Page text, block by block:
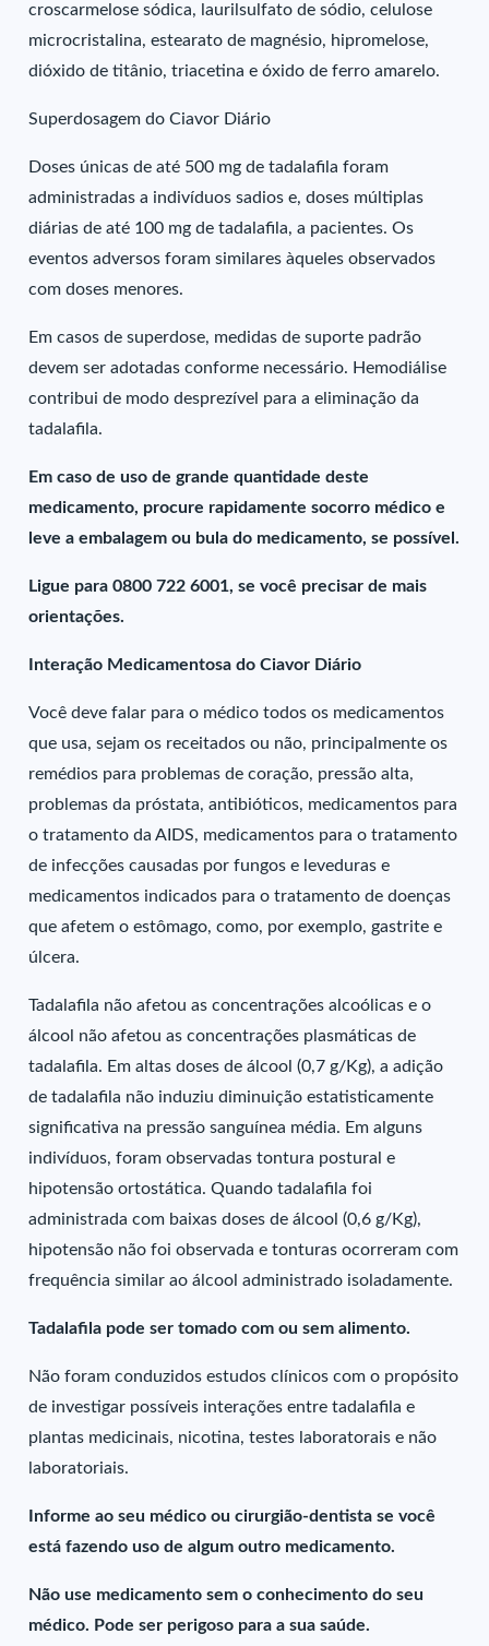
croscarmelose sódica, laurilsulfato de sódio, celulose
microcristalina, estearato de magnésio, hipromelose,
dióxido de titânio, triacetina e óxido de ferro amarelo.
Superdosagem do Ciavor Diário
Doses únicas de até 500 mg de tadalafila foram
administradas a indivíduos sadios e, doses múltiplas
diárias de até 100 mg de tadalafila, a pacientes. Os
eventos adversos foram similares àqueles observados
com doses menores.
Em casos de superdose, medidas de suporte padrão
devem ser adotadas conforme necessário. Hemodiálise
contribui de modo desprezível para a eliminação da
tadalafila.
Em caso de uso de grande quantidade deste
medicamento, procure rapidamente socorro médico e
leve a embalagem ou bula do medicamento, se possível.
Ligue para 0800 722 6001, se você precisar de mais
orientações.
Interação Medicamentosa do Ciavor Diário
Você deve falar para o médico todos os medicamentos
que usa, sejam os receitados ou não, principalmente os
remédios para problemas de coração, pressão alta,
problemas da próstata, antibióticos, medicamentos para
o tratamento da AIDS, medicamentos para o tratamento
de infecções causadas por fungos e leveduras e
medicamentos indicados para o tratamento de doenças
que afetem o estômago, como, por exemplo, gastrite e
úlcera.
Tadalafila não afetou as concentrações alcoólicas e o
álcool não afetou as concentrações plasmáticas de
tadalafila. Em altas doses de álcool (0,7 g/Kg), a adição
de tadalafila não induziu diminuição estatisticamente
significativa na pressão sanguínea média. Em alguns
indivíduos, foram observadas tontura postural e
hipotensão ortostática. Quando tadalafila foi
administrada com baixas doses de álcool (0,6 g/Kg),
hipotensão não foi observada e tonturas ocorreram com
frequência similar ao álcool administrado isoladamente.
Tadalafila pode ser tomado com ou sem alimento.
Não foram conduzidos estudos clínicos com o propósito
de investigar possíveis interações entre tadalafila e
plantas medicinais, nicotina, testes laboratorais e não
laboratoriais.
Informe ao seu médico ou cirurgião-dentista se você
está fazendo uso de algum outro medicamento.
Não use medicamento sem o conhecimento do seu
médico. Pode ser perigoso para a sua saúde.